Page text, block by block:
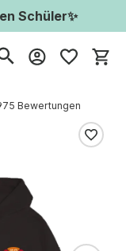
Schüler✨
Bewertungen